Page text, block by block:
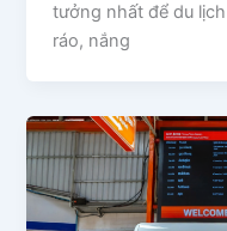
tưởng nhất để du
ráo, nắng